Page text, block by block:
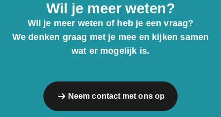
Wil je meer weten?
Wil je meer weten of heb je een vraag?
We denken graag met je mee en kijken samen
wat er mogelijk is.
Neem contact met ons op